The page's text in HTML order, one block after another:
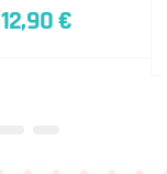
12,90 €